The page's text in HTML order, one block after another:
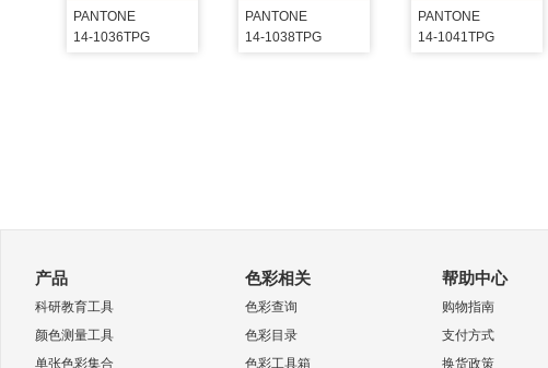
PANTONE
14-1036TPG
PANTONE
14-1038TPG
PANTONE
14-1041TPG
产品
科研教育工具
颜色测量工具
单张色彩集合
色彩相关
色彩查询
色彩目录
色彩工具箱
帮助中心
购物指南
支付方式
换货政策